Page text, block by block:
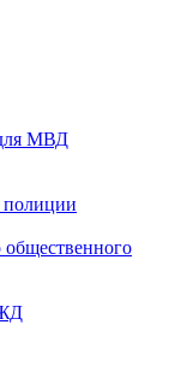
МВД
полиции
общественного